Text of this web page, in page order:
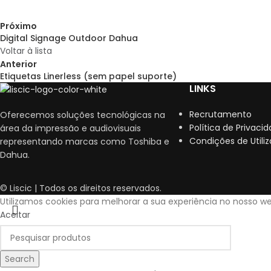
Próximo
Digital Signage Outdoor Dahua
Voltar à lista
Anterior
Etiquetas Linerless (sem papel suporte)
Oferecemos soluções tecnológicas na
área da impressão e audiovisuais
representando marcas como Toshiba e
Dahua.
LINKS
Recrutamento
Política de
Condições de
© Liscic | Todos os direitos reservados.
Search
Utilizamos cookies para melhorar a sua experiência no nosso
Aceitar